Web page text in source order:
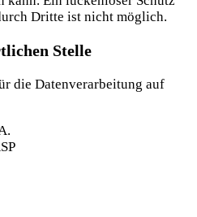
Dritte ist nicht möglich.
Stelle
die Datenverarbeitung auf